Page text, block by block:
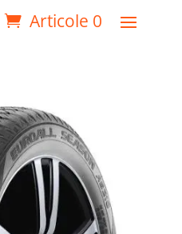
Articole 0